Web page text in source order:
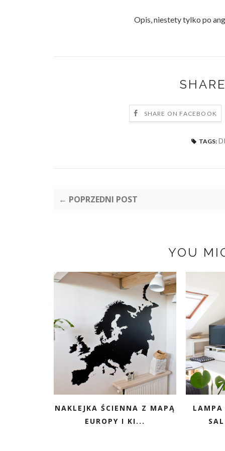
Opis, niestety tylko po
SHARE ON FACEBOOK
TAGS:
← POPRZEDNI POST
YOU
NAKLEJKA ŚCIENNA Z MAPĄ
EUROPY I KI...